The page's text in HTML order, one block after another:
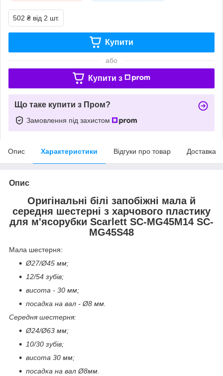
502 ₴ від 2 шт.
Купити
або
Купити з
Що таке купити з Пром?
Замовлення під захистом
Опис Характеристики Відгуки про товар Доставка
Опис
Оригінальні білі запобіжні мала й
середня шестерні з харчового пластику
для м'ясорубки Scarlett SC-MG45M14 SC-
MG45S48
Мала шестерня:
Ø27/Ø45 мм;
12/54 зубів;
висота - 30 мм;
посадка на вал - Ø8 мм.
Середня шестерня:
Ø24/Ø63 мм;
10/30 зубів;
висота 30 мм;
посадка на вал Ø8мм.